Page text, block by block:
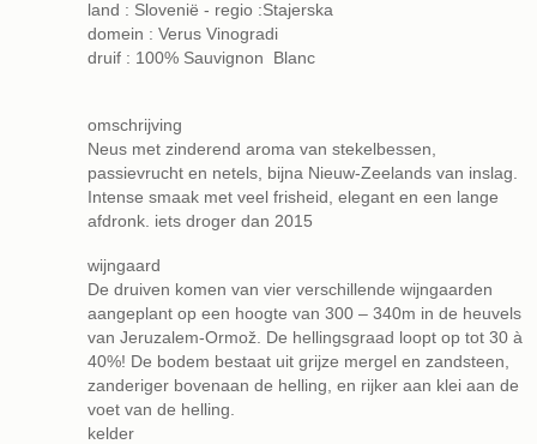
land : Slovenië - regio :Stajerska
domein : Verus Vinogradi
druif : 100% Sauvignon Blanc
omschrijving
Neus met zinderend aroma van stekelbessen,
passievrucht en netels, bijna Nieuw-Zeelands van inslag.
Intense smaak met veel frisheid, elegant en een lange
afdronk. iets droger dan 2015
wijngaard
De druiven komen van vier verschillende wijngaarden
aangeplant op een hoogte van 300 – 340m in de heuvels
van Jeruzalem-Ormož. De hellingsgraad loopt op tot 30 à
40%! De bodem bestaat uit grijze mergel en zandsteen,
zanderiger bovenaan de helling, en rijker aan klei aan de
voet van de helling.
kelder